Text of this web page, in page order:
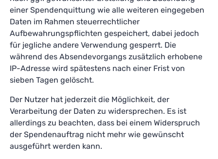
einer Spendenquittung wie alle weiteren eingegeben
Daten im Rahmen steuerrechtlicher
Aufbewahrungspflichten gespeichert, dabei jedoch
für jegliche andere Verwendung gesperrt. Die
während des Absendevorgangs zusätzlich erhobene
IP-Adresse wird spätestens nach einer Frist von
sieben Tagen gelöscht.
Der Nutzer hat jederzeit die Möglichkeit, der
Verarbeitung der Daten zu widersprechen. Es ist
allerdings zu beachten, dass bei einem Widerspruch
der Spendenauftrag nicht mehr wie gewünscht
ausgeführt werden kann.